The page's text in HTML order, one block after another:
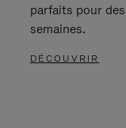
parfaits pour
semaines.
DÉCOUVRIR